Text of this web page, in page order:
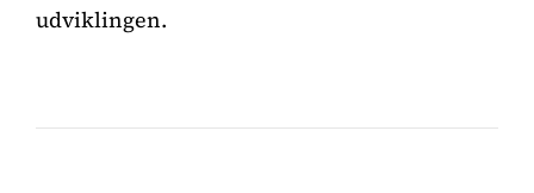
udviklingen.